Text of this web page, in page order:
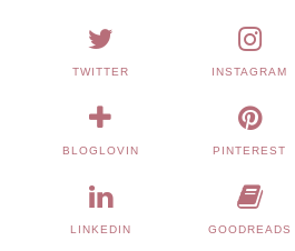
TWITTER INSTAGRAM
BLOGLOVIN PINTEREST
LINKEDIN GOODREADS